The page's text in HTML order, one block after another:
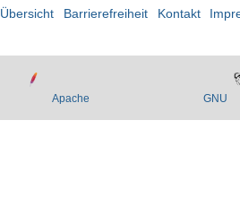
Übersicht Barrierefreiheit Kontakt
Apache GNU